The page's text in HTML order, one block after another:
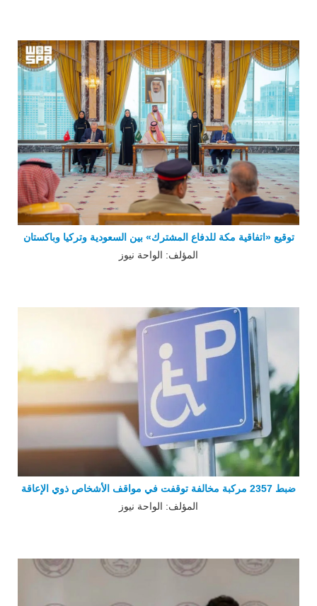
توقيع «اتفاقية مكة للدفاع المشترك» بين السعودية وتركيا وباكستان
المؤلف: الواحة نيوز
ضبط 2357 مركبة مخالفة توقفت في مواقف الأشخاص ذوي الإعاقة
المؤلف: الواحة نيوز